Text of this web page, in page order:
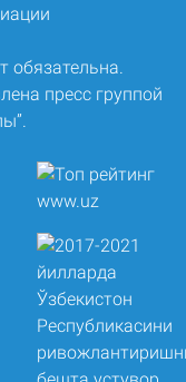
обязательна.
пресс группой